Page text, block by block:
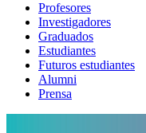
Profesores
Investigadores
Graduados
Estudiantes
Futuros estudiantes
Alumni
Prensa